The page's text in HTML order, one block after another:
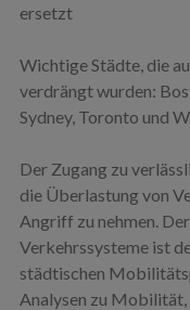
ersetzt
Wichtige Städte, die
verdrängt wurden:
Sydney, Toronto und
Der Zugang zu
die Überlastung von
Angriff zu nehmen.
Verkehrssysteme ist
städtischen
Analysen zu Mobilität,